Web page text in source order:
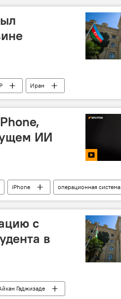
Иран
ИИ
iPhone
операционная система
с
в
Гаджизаде